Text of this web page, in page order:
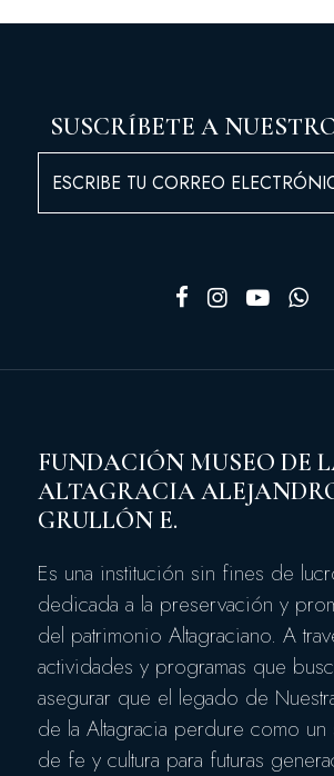
SUSCRÍBETE A
FUNDACIÓN MUSEO DE
ALTAGRACIA
GRULLÓN E.
Es una institución sin fines de
dedicada a la preservación y
del patrimonio Altagraciano. A
actividades y programas que
asegurar que el legado de
de la Altagracia perdure como
de fe y cultura para futuras